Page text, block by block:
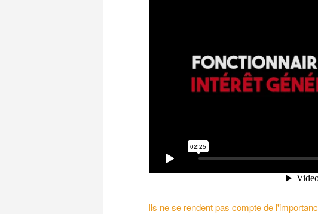
Ils ne se rendent pas compte de